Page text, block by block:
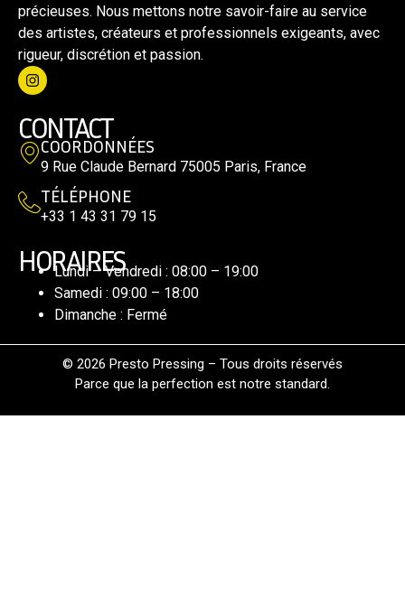
précieuses. Nous mettons notre savoir-faire au service
des artistes, créateurs et professionnels exigeants, avec
rigueur, discrétion et passion.
CONTACT
COORDONNÉES
9 Rue Claude Bernard 75005 Paris, France
TÉLÉPHONE
+33 1 43 31 79 15
HORAIRES
Lundi – Vendredi : 08:00 – 19:00
Samedi : 09:00 – 18:00
Dimanche : Fermé
© 2026 Presto Pressing – Tous droits réservés
Parce que la perfection est notre standard.